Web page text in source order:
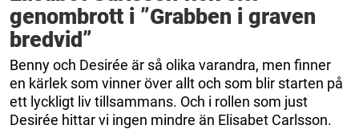
genombrott i ”Grabben i graven
bredvid”
Benny och Desirée är så olika varandra, men finner
en kärlek som vinner över allt och som blir starten på
ett lyckligt liv tillsammans. Och i rollen som just
Desirée hittar vi ingen mindre än Elisabet Carlsson.